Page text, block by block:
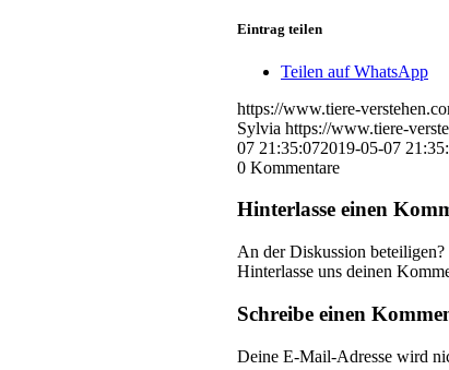
Eintrag teilen
Teilen auf WhatsApp
https://www.tiere-
Sylvia https://www.tiere-
07 21:35:072019-05-07
0 Kommentare
Hinterlasse einen
An der Diskussion beteiligen?
Hinterlasse uns deinen
Schreibe einen
Deine E-Mail-Adresse wird